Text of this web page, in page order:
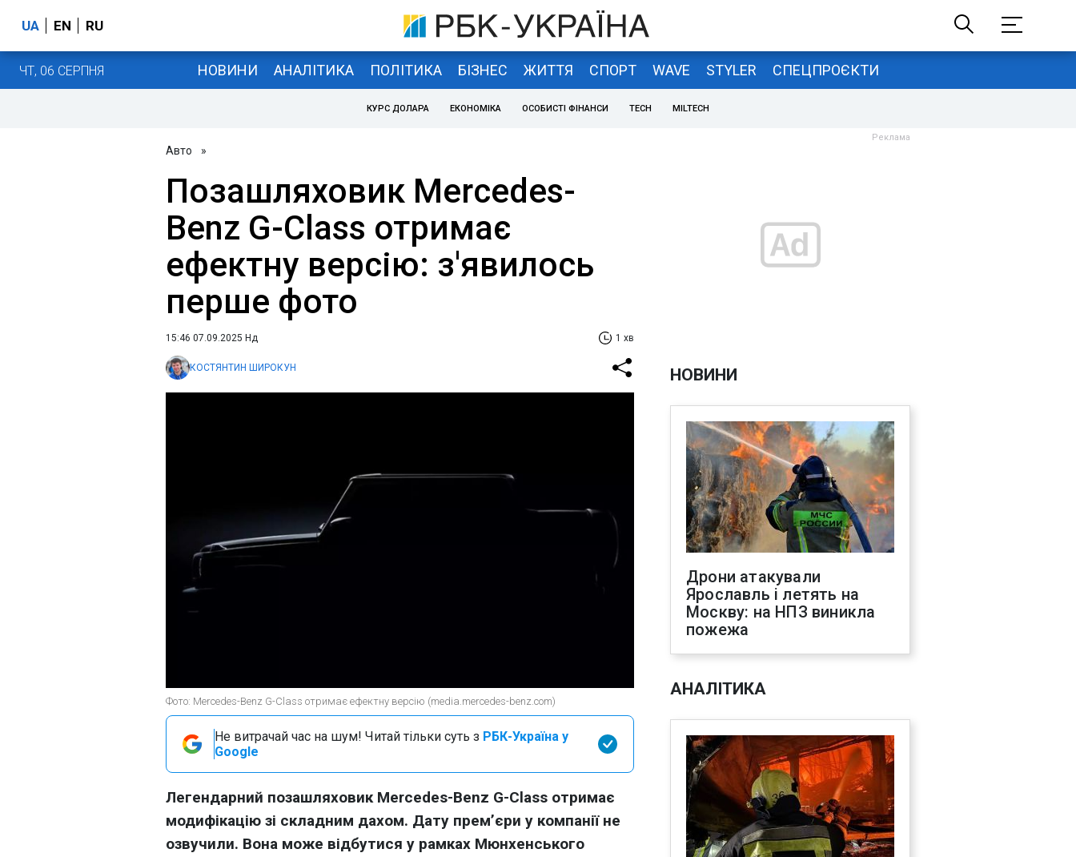
UA EN RU
ЧТ, 06 СЕРПНЯ НОВИНИ АНАЛІТИКА ПОЛІТИКА БІЗНЕС ЖИТТЯ СПОРТ WAVE STYLER СПЕЦПРОЄКТИ
КУРС ДОЛАРА ЕКОНОМІКА ОСОБИСТІ ФІНАНСИ TECH MILTECH
Авто »
Позашляховик Mercedes-
Benz G-Class отримає
ефектну версію: з'явилось
перше фото
15:46 07.09.2025 Нд 1 хв
КОСТЯНТИН ШИРОКУН
Фото: Mercedes-Benz G-Class отримає ефектну версію (media.mercedes-benz.com)
Не витрачай час на шум! Читай тільки суть з РБК-Україна у
Google
Легендарний позашляховик Mercedes-Benz G-Class отримає
модифікацію зі складним дахом. Дату прем’єри у компанії не
озвучили. Вона може відбутися у рамках Мюнхенського
НОВИНИ
Дрони атакували
Ярославль і летять на
Москву: на НПЗ виникла
пожежа
АНАЛІТИКА